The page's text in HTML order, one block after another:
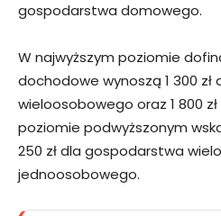
gospodarstwa domowego.
W najwyższym poziomie
dochodowe wynoszą 1 300
wieloosobowego oraz 1 800
poziomie podwyższonym
250 zł dla gospodarstwa
jednoosobowego.